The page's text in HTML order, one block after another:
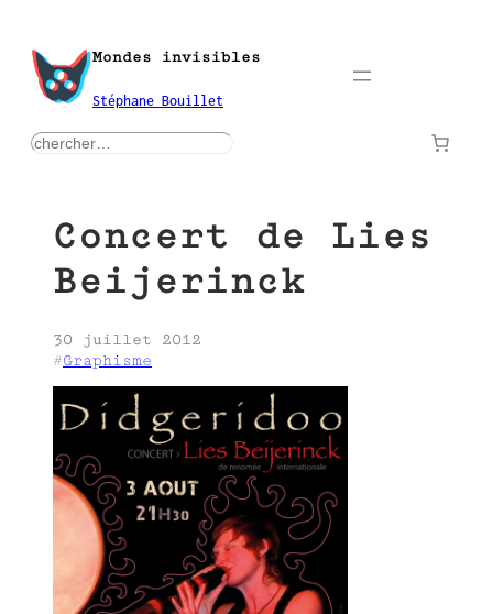
contenu
Mondes invisibles
Stéphane Bouillet
rechercher
Concert de Lies
Beijerinck
30 juillet 2012
#Graphisme